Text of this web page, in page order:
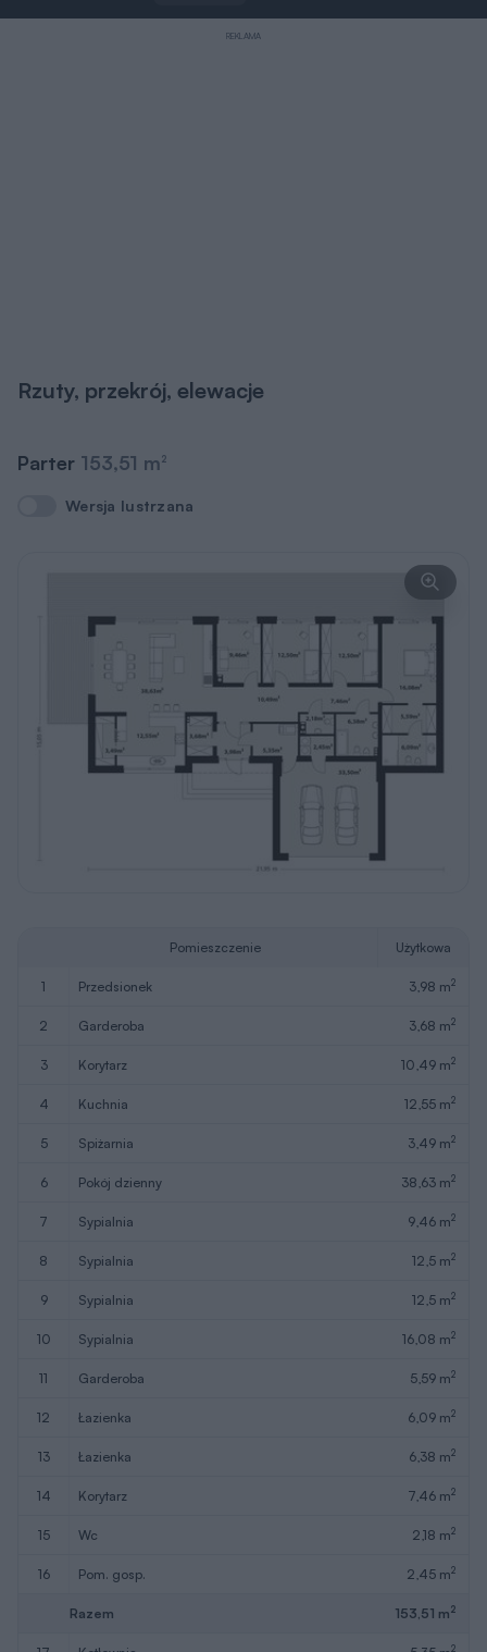
REKLAMA
Rzuty, przekrój, elewacje
Parter 153,51 m2
Wersja lustrzana
Wersja lustrzana
Pomieszczenie Użytkowa
1 przedsionek 3,98 m2
2 garderoba 3,68 m2
3 korytarz 10,49 m2
4 kuchnia 12,55 m2
5 spiżarnia 3,49 m2
6 pokój dzienny 38,63 m2
7 sypialnia 9,46 m2
8 sypialnia 12,5 m2
9 sypialnia 12,5 m2
10 sypialnia 16,08 m2
11 garderoba 5,59 m2
12 łazienka 6,09 m2
13 łazienka 6,38 m2
14 korytarz 7,46 m2
15 wc 2,18 m2
16 pom. gosp. 2,45 m2
Razem 153,51 m2
2